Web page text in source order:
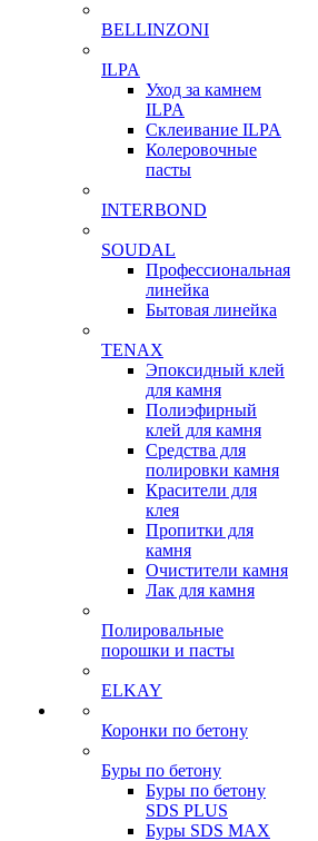
BELLINZONI
ILPA
Уход за камнем
ILPA
Склеивание ILPA
Колеровочные
пасты
INTERBOND
SOUDAL
Профессиональная
линейка
Бытовая линейка
TENAX
Эпоксидный клей
для камня
Полиэфирный
клей для камня
Средства для
полировки камня
Красители для
клея
Пропитки для
камня
Очистители камня
Лак для камня
Полировальные
порошки и пасты
ELKAY
Коронки по бетону
Буры по бетону
Буры по бетону
SDS PLUS
Буры SDS MAX